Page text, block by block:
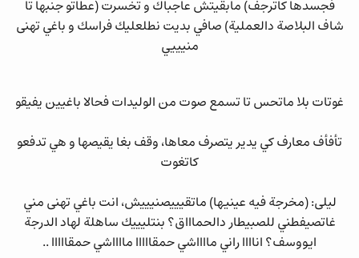
فجسدها كاترجف) مابقيتش عاجباك و تخسرت (عطاتو جنبها تا
شاف البلاصة دالعملية) صافي بديت نطلعليك فراسك و باغي تهنى
منيييي
غوتات بلا ماتحس تا تسمع صوت من الوليدات فحالا باغيين يفيقو
تأفأف معارف كي يدير يتصرف معاها، وقف بغا يقيصها و هي تدفعو
كاتغوت
ليلى: (مخرجة فيه عينيها) ماتقيييصنيييش، انت باغي تهنى مني
غاتصيفطني للصبيطار دالحماااق؟ بنتليييك ساهلة لهاد الدرجة
ايووسف؟ اناااا راني مااااشي حمقااااا مااااشي حمقااااا ..